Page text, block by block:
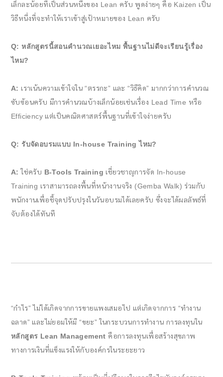
เล็กละน้อยที่เป็นส่วนหนึ่งของ Lean ครับ พูดง่ายๆ คือ Kaizen เป็น
วิธีหนึ่งที่จะทำให้เราเข้าสู่เป้าหมายของ Lean ครับ
Q: หลักสูตรนี้สอนคำนวณเยอะไหม พื้นฐานไม่ดีจะเรียนรู้เรื่อง
ไหม?
A: เราเน้นความเข้าใจใน “ตรรกะ” และ “วิธีคิด” มากกว่าการคำนวณ
ซับซ้อนครับ มีการคำนวณบ้างเล็กน้อยเช่นเรื่อง Lead Time หรือ
Efficiency แต่เป็นคณิตศาสตร์พื้นฐานที่เข้าใจง่ายครับ
Q: รับจัดอบรมแบบ In-house Training ไหม?
A: ใช่ครับ B-Tools Training เชี่ยวชาญการจัด In-house
Training เราสามารถลงพื้นที่หน้างานจริง (Gemba Walk) ร่วมกับ
พนักงานเพื่อชี้จุดปรับปรุงในวันอบรมได้เลยครับ ซึ่งจะได้ผลลัพธ์ที่
จับต้องได้ทันที
“กำไร” ไม่ได้เกิดจากการขายแพงเสมอไป แต่เกิดจากการ “ทำงาน
ฉลาด” และไม่ยอมให้มี “ขยะ” ในกระบวนการทำงาน การลงทุนใน
หลักสูตร Lean Management คือการลงทุนเพื่อสร้างสุขภาพ
ทางการเงินที่แข็งแรงให้กับองค์กรในระยะยาว